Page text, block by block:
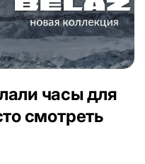
часы для
смотреть